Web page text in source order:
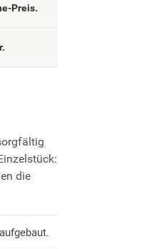
Preis.
die